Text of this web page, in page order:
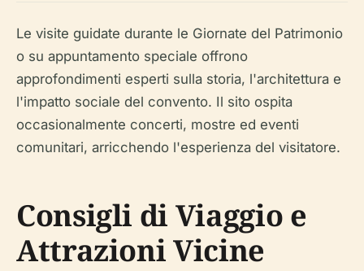
Le visite guidate durante le Giornate del Patrimonio
o su appuntamento speciale offrono
approfondimenti esperti sulla storia, l'architettura e
l'impatto sociale del convento. Il sito ospita
occasionalmente concerti, mostre ed eventi
comunitari, arricchendo l'esperienza del visitatore.
Consigli di Viaggio e
Attrazioni Vicine